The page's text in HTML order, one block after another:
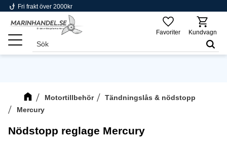
Meny
phishing Fri frakt över 2000kr
Favoriter Kundvagn
Motortillbehör
Tändningslås & nödstopp
Mercury
Nödstopp reglage Mercury